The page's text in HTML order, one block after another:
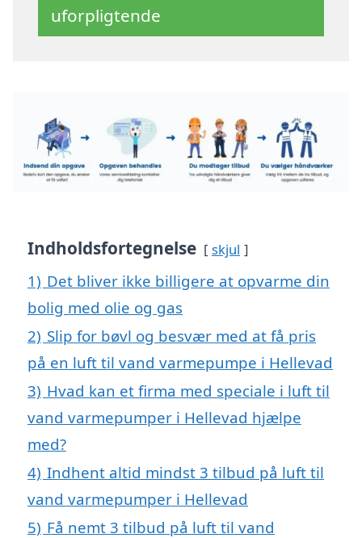
uforpligtende
Indholdsfortegnelse skjul
1) Det bliver ikke billigere at opvarme din
bolig med olie og gas
2) Slip for bøvl og besvær med at få pris
på en luft til vand varmepumpe i Hellevad
3) Hvad kan et firma med speciale i luft til
vand varmepumper i Hellevad hjælpe
med?
4) Indhent altid mindst 3 tilbud på luft til
vand varmepumper i Hellevad
5) Få nemt 3 tilbud på luft til vand